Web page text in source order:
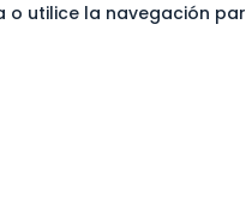
o utilice la navegación